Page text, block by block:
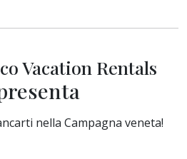
Vacation Rentals
nella Campagna veneta!